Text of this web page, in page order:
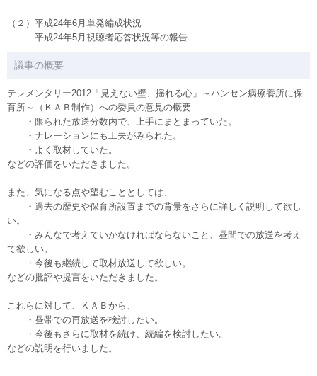
（２）平成24年6月単発編成状況
平成24年5月視聴者応答状況等の報告
議事の概要
テレメンタリー2012「見えない壁、揺れる心」～ハンセン病療養所に保
育所～（ＫＡＢ制作）への委員の意見の概要
・限られた放送分数内で、上手にまとまっていた。
・ナレーションにも工夫がみられた。
・よく取材していた。
などの評価をいただきました。
また、気になる点や望むこととしては、
・過去の歴史や保育所設置までの背景をさらに詳しく説明して欲し
い。
・みんなで考えていかなければならないこと、昼間での放送を考え
て欲しい。
・今後も継続して取材放送して欲しい。
などの批評や提言をいただきました。
これらに対して、ＫＡＢから、
・昼帯での再放送を検討したい。
・今後もさらに取材を続け、続編を検討したい。
などの説明を行いました。